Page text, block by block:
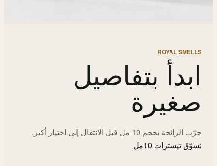
ROYAL SMELLS
ابدأ بتفاصيل
صغيرة
جرّب الرائحة بحجم 10 مل قبل الانتقال إلى اختيار أكبر.
تسوّق تيسترات 10مل